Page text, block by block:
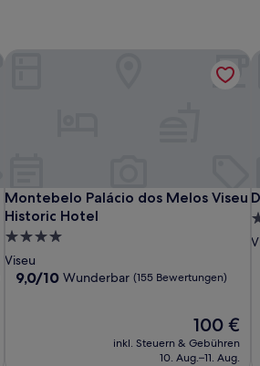
Montebelo Palácio dos Melos Viseu
Historic Hotel
Montebelo Palácio dos Melos Viseu
4.0-
Sterne-
Unterkunft
Viseu
9.0
9,0/10 Wunderbar (155 Bewertungen)
Der
Preis
beträgt
100 €
inkl. Steuern & Gebühren
10. Aug.–11. Aug.
Montebelo Palácio dos Melos Viseu